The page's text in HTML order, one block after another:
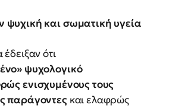
και σωματική υγεία
ότι
ψυχολογικό
ενισχυμένους τους
παράγοντεςκαι ελαφρώς